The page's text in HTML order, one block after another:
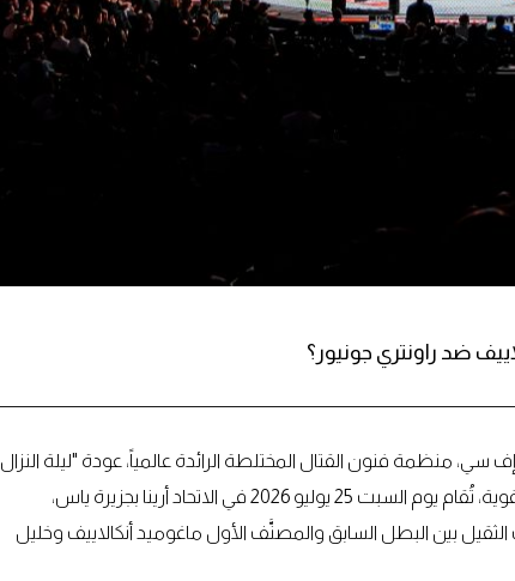
ضد راونتري جونيور؟
سي، منظمة فنون القتال المختلطة الرائدة عالمياً، عودة "ليلة النزال
من يو إف سي" إلى العاصمة بسلسلة من المواجهات القوية، تُقام يوم السبت 25 يوليو 2026 في الاتحاد أرينا بجزيرة ياس،
بين البطل السابق والمصنَّف الأول ماغوميد أنكالاييف وخليل